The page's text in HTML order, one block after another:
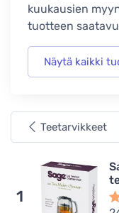
kuukausien
tuotteen
Näytä kaikki
Teetarvikkeet
1